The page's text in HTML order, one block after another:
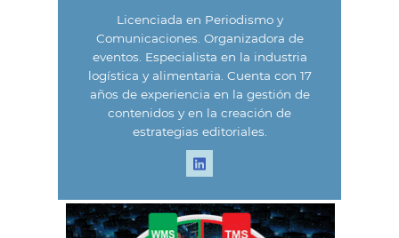
Licenciada en Periodismo y
Comunicaciones. Organizadora de
eventos. Especialista en la industria
logística y alimentaria. Cuenta con 17
años de experiencia en la gestión de
contenidos y en la creación de
estrategias editoriales.